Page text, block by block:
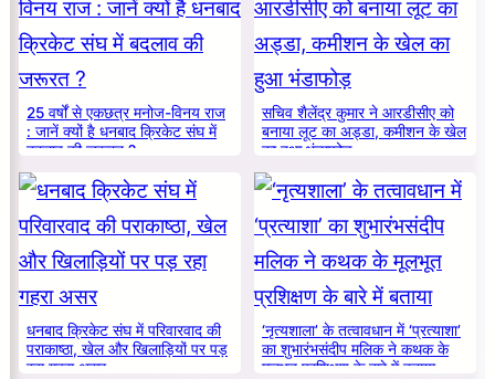
25 वर्षों से एकछत्र मनोज-विनय राज
: जानें क्यों है धनबाद क्रिकेट संघ में
बदलाव की जरूरत ?
सचिव शैलेंद्र कुमार ने आरडीसीए को
बनाया लूट का अड्डा, कमीशन के खेल
का हुआ भंडाफोड़
धनबाद क्रिकेट संघ में परिवारवाद की
पराकाष्ठा, खेल और खिलाड़ियों पर पड़
रहा गहरा असर
‘नृत्यशाला’ के तत्वावधान में ‘प्रत्याशा’
का शुभारंभसंदीप मलिक ने कथक के
मूलभूत प्रशिक्षण के बारे में बताया